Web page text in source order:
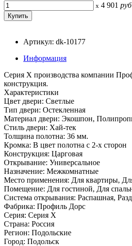
x 4 901 руб
Артикул: dk-10177
Информация
Серия Х производства компании
конструкция.
Характеристики
Цвет двери: Светлые
Тип двери: Остекленная
Материал двери: Экошпон,
Стиль двери: Хай-тек
Толщина полотна: 36 мм.
Кромка: В цвет полотна с 2-х сторон
Конструкция: Царговая
Открывание: Универсальное
Назначение: Межкомнатные
Место применения: Для квартиры,
Помещение: Для гостиной, Для
Система открывания: Распашная,
Фабрика: Профиль Дорс
Серия: Серия X
Страна: Россия
Регион: Подольские
Город: Подольск